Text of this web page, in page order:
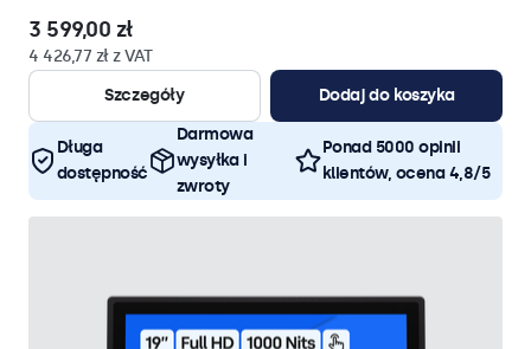
3 599,00 zł
4 426,77 zł z VAT
Szczegóły
Dodaj do koszyka
Długa
dostępność
Darmowa
wysyłka i
zwroty
Ponad 5000 opinii
klientów, ocena 4,8/5